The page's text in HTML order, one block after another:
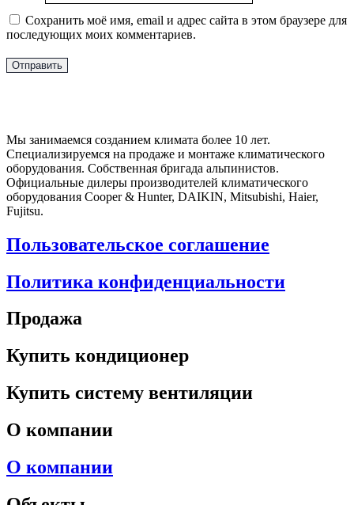
Сохранить моё имя, email и адрес сайта в этом браузере для
последующих моих комментариев.
Мы занимаемся созданием климата более 10 лет.
Специализируемся на продаже и монтаже климатического
оборудования. Собственная бригада альпинистов.
Официальные дилеры производителей климатического
оборудования Cooper & Hunter, DAIKIN, Mitsubishi, Haier,
Fujitsu.
Пользовательское соглашение
Политика конфиденциальности
Продажа
Купить кондиционер
Купить систему вентиляции
О компании
О компании